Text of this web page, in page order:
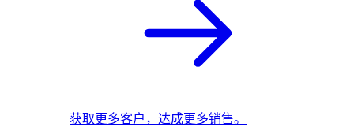
获取更多客户，达成更多销售。